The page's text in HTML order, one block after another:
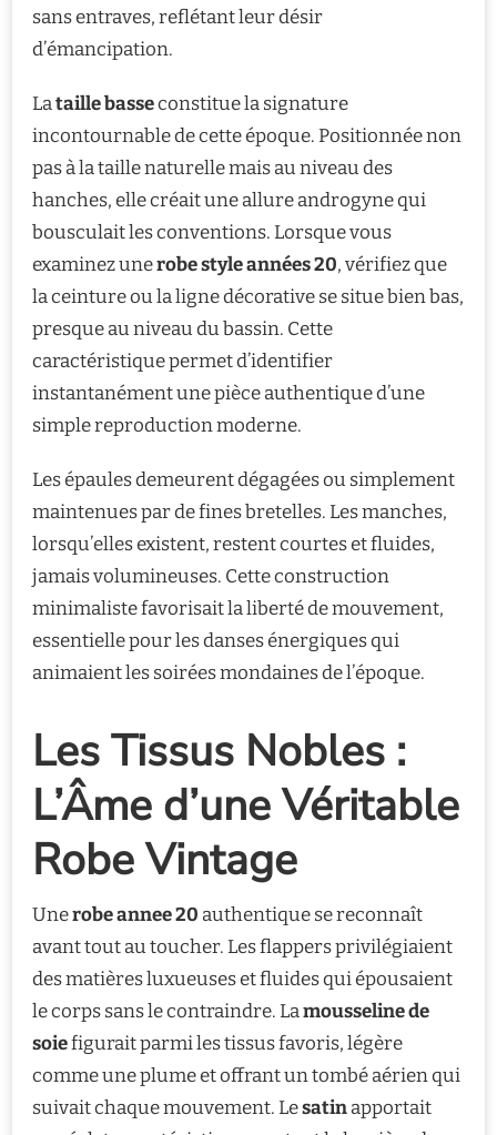
sans entraves, reflétant leur désir
d’émancipation.
Lataille basseconstitue la signature
incontournable de cette époque. Positionnée non
pas à la taille naturelle mais au niveau des
hanches, elle créait une allure androgyne qui
bousculait les conventions. Lorsque vous
examinez unerobe style années 20, vérifiez que
la ceinture ou la ligne décorative se situe bien bas,
presque au niveau du bassin. Cette
caractéristique permet d’identifier
instantanément une pièce authentique d’une
simple reproduction moderne.
Les épaules demeurent dégagées ou simplement
maintenues par de fines bretelles. Les manches,
lorsqu’elles existent, restent courtes et fluides,
jamais volumineuses. Cette construction
minimaliste favorisait la liberté de mouvement,
essentielle pour les danses énergiques qui
animaient les soirées mondaines de l’époque.
Les Tissus Nobles :
L’Âme d’une Véritable
Robe Vintage
Unerobe annee 20 authentique se reconnaît
avant tout au toucher. Les flappers privilégiaient
des matières luxueuses et fluides qui épousaient
le corps sans le contraindre. Lamousseline de
soiefigurait parmi les tissus favoris, légère
comme une plume et offrant un tombé aérien qui
suivait chaque mouvement. Lesatinapportait